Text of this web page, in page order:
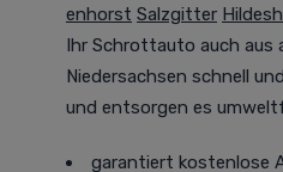
enhorst Salzgitter
Ihr Schrottauto auch aus
Niedersachsen schnell
und entsorgen es
garantiert kostenlose